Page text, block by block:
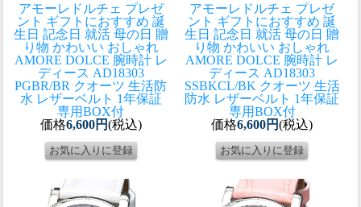
アモーレドルチェ プレゼ
ント ギフトにおすすめ 誕
生日 記念日 就活 母の日 贈
り物 かわいい おしゃれ
AMORE DOLCE 腕時計 レ
ディース AD18303
PGBR/BR クオーツ 生活防
水 レザーベルト 1年保証
専用BOX付
価格6,600円(税込)
アモーレドルチェ プレゼ
ント ギフトにおすすめ 誕
生日 記念日 就活 母の日 贈
り物 かわいい おしゃれ
AMORE DOLCE 腕時計 レ
ディース AD18303
SSBKCL/BK クオーツ 生活
防水 レザーベルト 1年保証
専用BOX付
価格6,600円(税込)